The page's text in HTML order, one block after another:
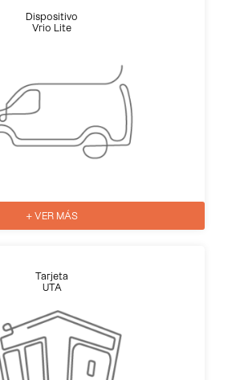
Dispositivo
Vrio Lite
+ VER MÁS
Tarjeta
UTA